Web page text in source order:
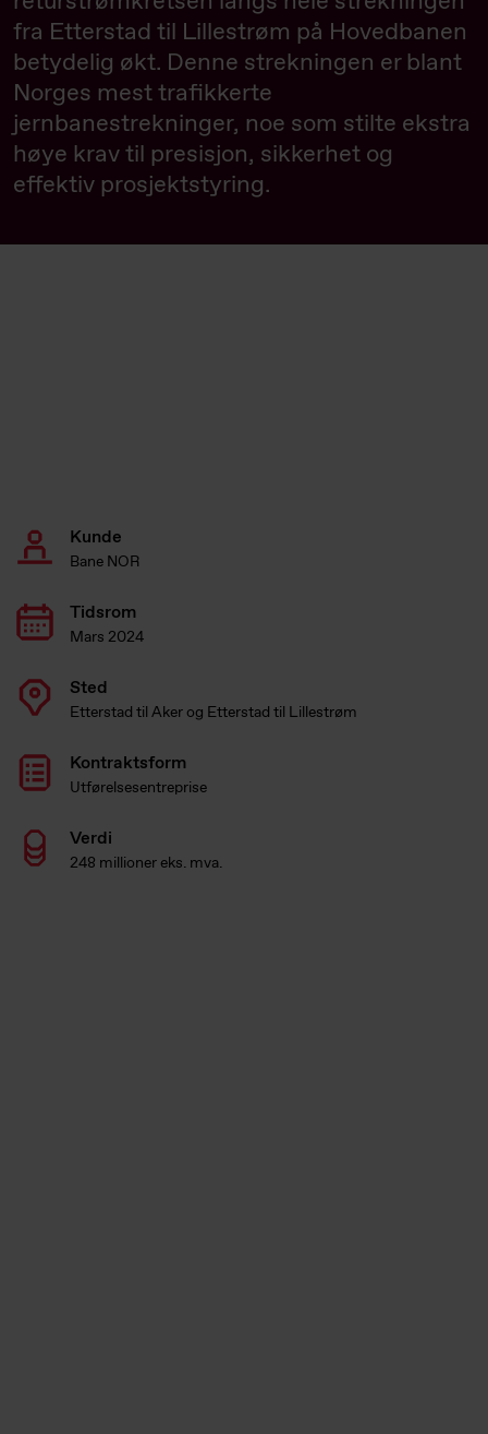
fra Etterstad til Lillestrøm på Hovedbanen
betydelig økt. Denne strekningen er blant
Norges mest trafikkerte
jernbanestrekninger, noe som stilte ekstra
høye krav til presisjon, sikkerhet og
effektiv prosjektstyring.
Kunde
Bane NOR
Tidsrom
Mars 2024
Sted
Etterstad til Aker og Etterstad til Lillestrøm
Kontraktsform
Utførelsesentreprise
Verdi
248 millioner eks. mva.